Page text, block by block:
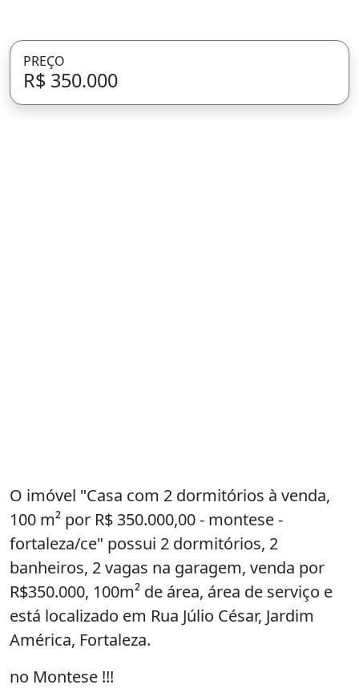
PREÇO
R$ 350.000
O imóvel "Casa com 2 dormitórios à venda,
100 m² por R$ 350.000,00 - montese -
fortaleza/ce" possui 2 dormitórios, 2
banheiros, 2 vagas na garagem, venda por
R$350.000, 100m² de área, área de serviço e
está localizado em Rua Júlio César, Jardim
América, Fortaleza.
no Montese !!!